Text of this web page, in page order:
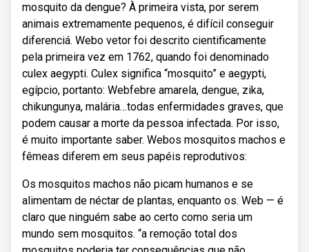
mosquito da dengue? À primeira vista, por serem
animais extremamente pequenos, é difícil conseguir
diferenciá. Webo vetor foi descrito cientificamente
pela primeira vez em 1762, quando foi denominado
culex aegypti. Culex significa “mosquito” e aegypti,
egípcio, portanto: Webfebre amarela, dengue, zika,
chikungunya, malária…todas enfermidades graves, que
podem causar a morte da pessoa infectada. Por isso,
é muito importante saber. Webos mosquitos machos e
fêmeas diferem em seus papéis reprodutivos:
Os mosquitos machos não picam humanos e se
alimentam de néctar de plantas, enquanto os. Web — é
claro que ninguém sabe ao certo como seria um
mundo sem mosquitos. “a remoção total dos